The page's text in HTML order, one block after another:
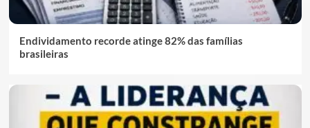
Endividamento recorde atinge 82% das famílias
brasileiras